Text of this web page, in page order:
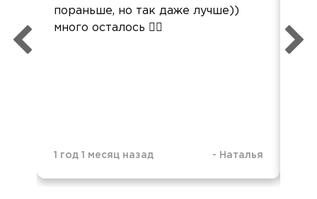
пораньше, но так даже лучше))
много осталось 🤷‍♀️
1 год 1 месяц назад - Наталья